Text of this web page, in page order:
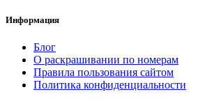
Информация
Блог
О раскрашивании по номерам
Правила пользования сайтом
Политика конфиденциальности